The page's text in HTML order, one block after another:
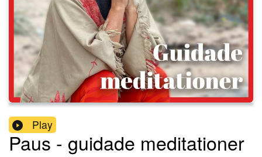
Play
Paus - guidade meditationer